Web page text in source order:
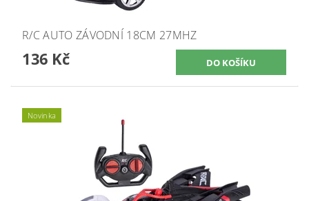
R/C AUTO ZÁVODNÍ 18CM 27MHZ
136 Kč
Novinka